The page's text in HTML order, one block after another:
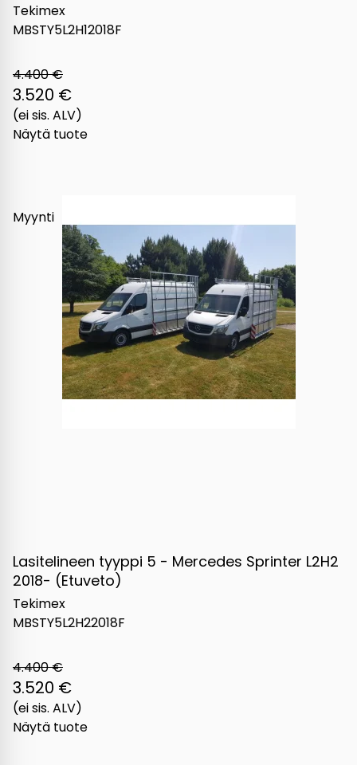
Tekimex
MBSTY5L2H12018F
4.400 €
3.520 €
(ei sis. ALV)
Näytä tuote
Myynti
Lasitelineen tyyppi 5 - Mercedes Sprinter L2H2
2018- (Etuveto)
Tekimex
MBSTY5L2H22018F
4.400 €
3.520 €
(ei sis. ALV)
Näytä tuote